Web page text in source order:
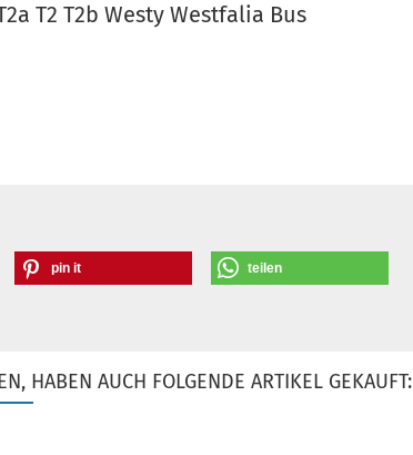
T2 T2b Westy Westfalia Bus
pin it teilen
HABEN AUCH FOLGENDE ARTIKEL GEKAUFT: